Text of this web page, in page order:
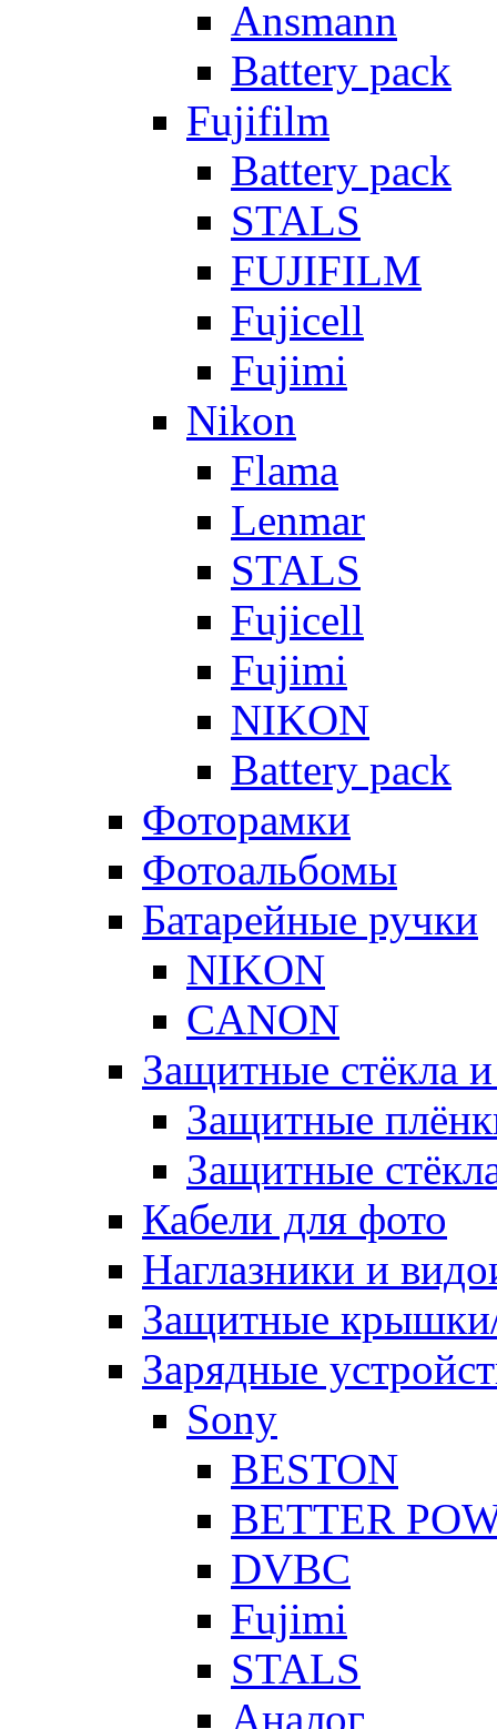
Ansmann
Battery pack
Fujifilm
Battery pack
STALS
FUJIFILM
Fujicell
Fujimi
Nikon
Flama
Lenmar
STALS
Fujicell
Fujimi
NIKON
Battery pack
Фоторамки
Фотоальбомы
Батарейные ручки
NIKON
CANON
Защитные стёкла
Защитные
Защитные
Кабели для фото
Наглазники и
Защитные
Зарядные
Sony
BESTON
BETTER
DVBC
Fujimi
STALS
Аналог